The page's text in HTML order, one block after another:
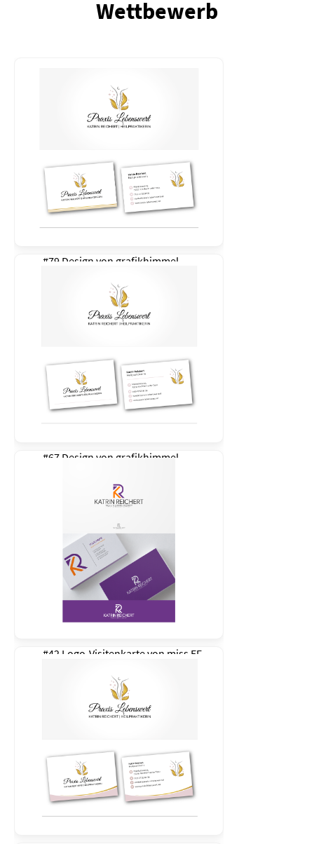
Wettbewerb
#79 Design von grafikhimmel
#67 Design von grafikhimmel
#42 Logo-Visitenkarte von miss EF